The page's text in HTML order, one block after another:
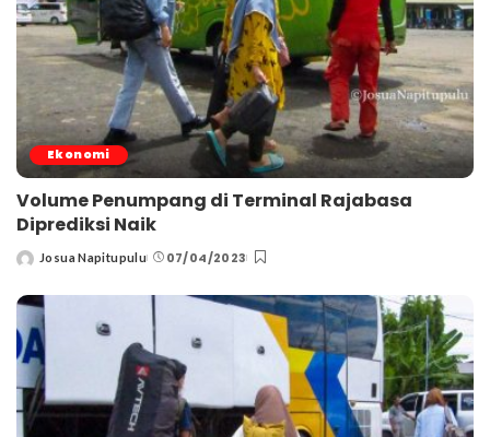
Ekonomi
Volume Penumpang di Terminal Rajabasa
Diprediksi Naik
Posted
Josua Napitupulu 07/04/2023